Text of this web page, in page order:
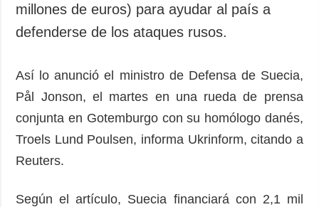
Desastres y
emergencias
Podcasts
Publicaciones
Entrevistas
Fotos
Video
Suscripción
Banco de
imágenes
millones de euros) para ayudar al país a
defenderse de los ataques rusos.
Así lo anunció el ministro de Defensa de Suecia,
Pål Jonson, el martes en una rueda de prensa
conjunta en Gotemburgo con su homólogo danés,
Troels Lund Poulsen, informa Ukrinform, citando a
Reuters.
Según el artículo, Suecia financiará con 2,1 mil